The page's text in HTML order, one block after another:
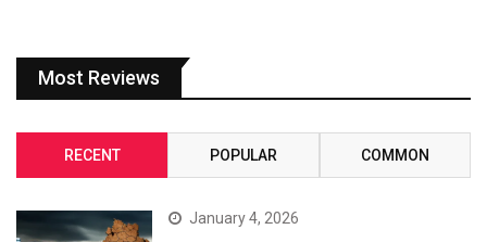
Most Reviews
RECENT POPULAR COMMON
January 4, 2026